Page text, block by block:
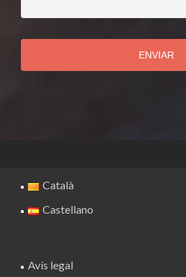
ENVIAR
Català
Castellano
Avís legal